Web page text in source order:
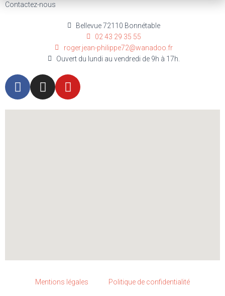
Contactez-nous
Bellevue 72110 Bonnétable
02 43 29 35 55
roger.jean-philippe72@wanadoo.fr
Ouvert du lundi au vendredi de 9h à 17h.
Mentions légales Politique de confidentialité